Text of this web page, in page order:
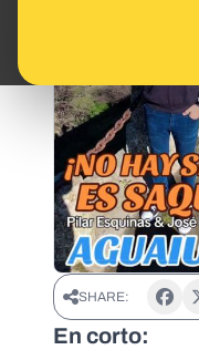
SHARE:
En corto: